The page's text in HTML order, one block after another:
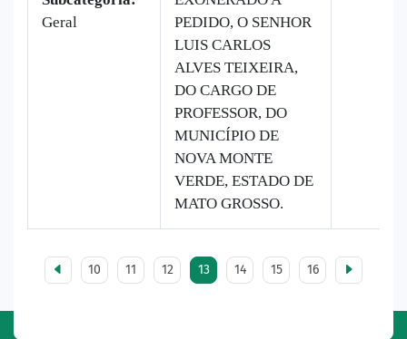
Geral
PEDIDO, O SENHOR
LUIS CARLOS
ALVES TEIXEIRA,
DO CARGO DE
PROFESSOR, DO
MUNICÍPIO DE
NOVA MONTE
VERDE, ESTADO DE
MATO GROSSO.
10 11 12 13 14 15 16